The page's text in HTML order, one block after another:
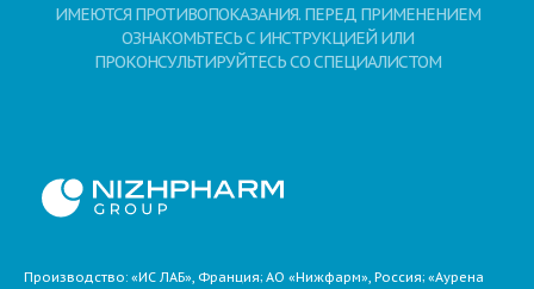
ИМЕЮТСЯ ПРОТИВОПОКАЗАНИЯ. ПЕРЕД ПРИМЕНЕНИЕМ
ОЗНАКОМЬТЕСЬ С ИНСТРУКЦИЕЙ ИЛИ
ПРОКОНСУЛЬТИРУЙТЕСЬ СО СПЕЦИАЛИСТОМ
Производство: «ИС ЛАБ», Франция; АО «Нижфарм», Россия; «Аурена